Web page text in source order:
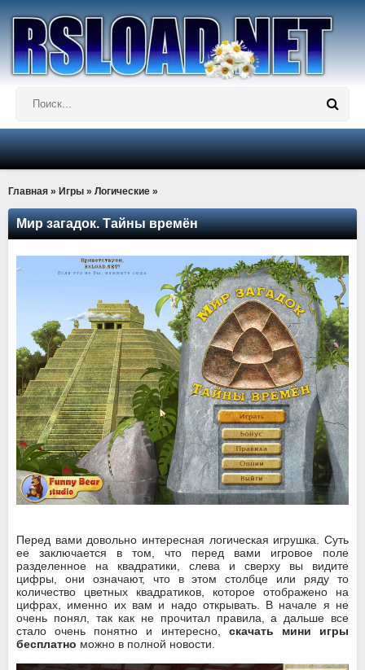
Главная » Игры » Логические »
Мир загадок. Тайны времён
Перед вами довольно интересная логическая игрушка. Суть
ее заключается в том, что перед вами игровое поле
разделенное на квадратики, слева и сверху вы видите
цифры, они означают, что в этом столбце или ряду то
количество цветных квадратиков, которое отображено на
цифрах, именно их вам и надо открывать. В начале я не
очень понял, так как не прочитал правила, а дальше все
стало очень понятно и интересно, скачать мини игры
бесплатно можно в полной новости.